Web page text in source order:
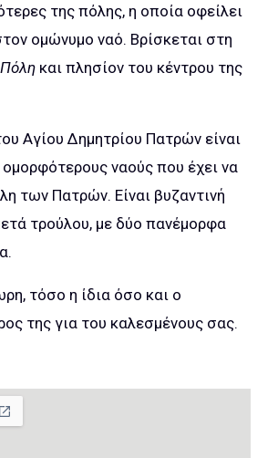
της πόλης, η οποία οφείλει
ομώνυμο ναό. Βρίσκεται στη
και πλησίον του κέντρου της
Αγίου Δημητρίου Πατρών είναι
ναούς που έχει να
των Πατρών. Είναι βυζαντινή
τρούλου, με δύο πανέμορφα
τόσο η ίδια όσο και ο
της για του καλεσμένους σας.